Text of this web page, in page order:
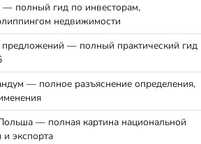
— полный гид по инвесторам,
недвижимости
предложений — полный практический гид
— полное разъяснение определения,
— полная картина национальной
экспорта